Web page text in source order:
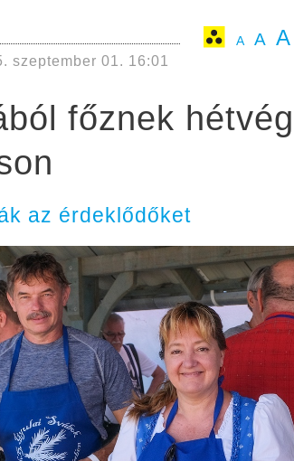
A A A
szeptember 01. 16:01
főznek
az érdeklődőket